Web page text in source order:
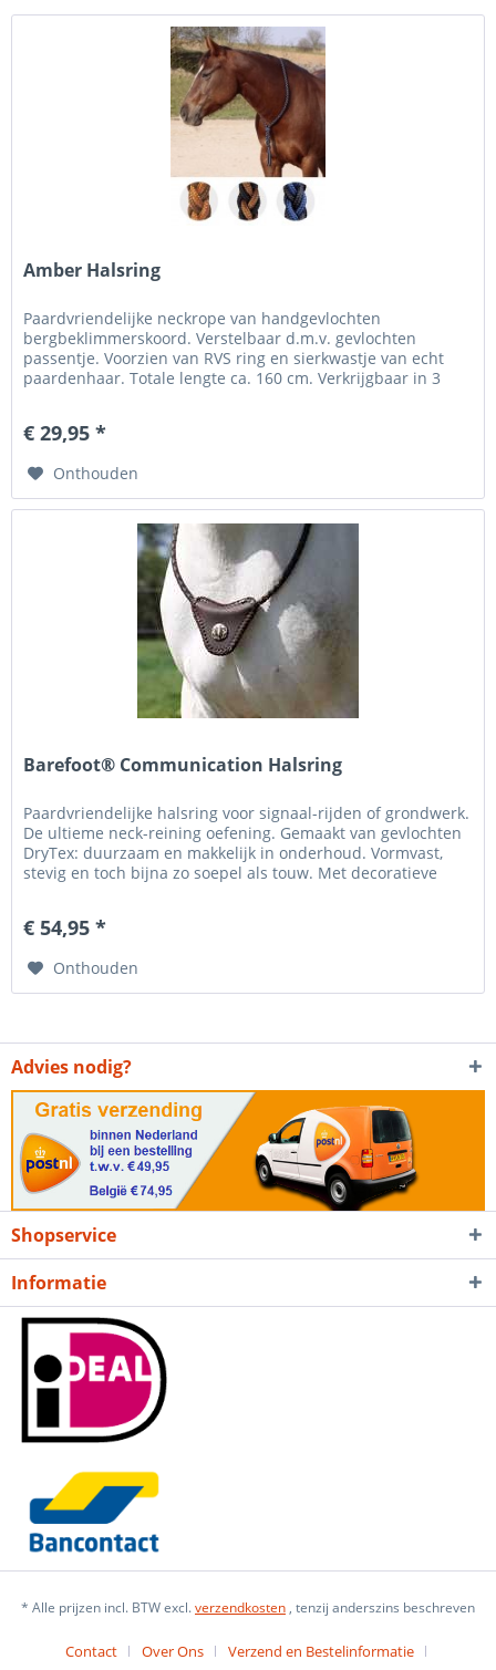
Amber Halsring
Paardvriendelijke neckrope van handgevlochten
bergbeklimmerskoord. Verstelbaar d.m.v. gevlochten
passentje. Voorzien van RVS ring en sierkwastje van echt
paardenhaar. Totale lengte ca. 160 cm. Verkrijgbaar in 3
€ 29,95 *
Onthouden
Barefoot® Communication Halsring
Paardvriendelijke halsring voor signaal-rijden of grondwerk.
De ultieme neck-reining oefening. Gemaakt van gevlochten
DryTex: duurzaam en makkelijk in onderhoud. Vormvast,
stevig en toch bijna zo soepel als touw. Met decoratieve
€ 54,95 *
Onthouden
Advies nodig?
Shopservice
Informatie
* Alle prijzen incl. BTW excl.verzendkosten , tenzij anderszins beschreven
Contact Over Ons Verzend en Bestelinformatie